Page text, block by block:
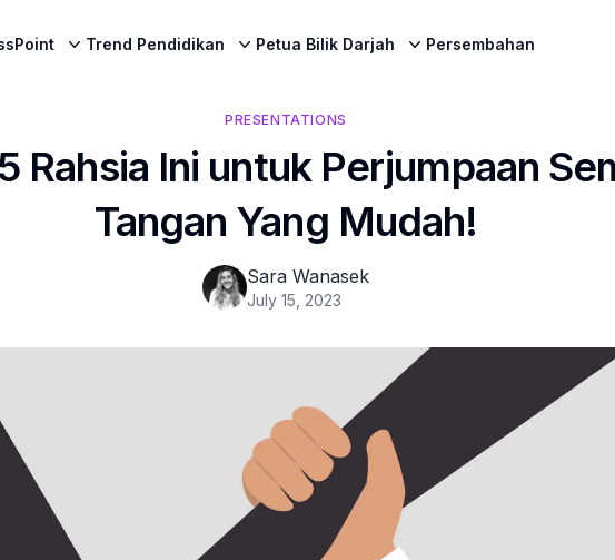
Trend Pendidikan Petua Bilik Darjah Persembahan
PRESENTATIONS
Rahsia Ini untuk Perjumpaan
Tangan Yang Mudah!
Sara Wanasek
July 15, 2023